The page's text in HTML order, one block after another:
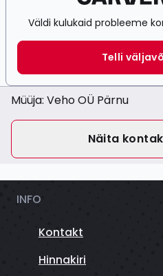
Väldi kulukaid probleeme
Telli
Müüja: Veho OÜ Pärnu
Näita
INFO
Kontakt
Hinnakiri